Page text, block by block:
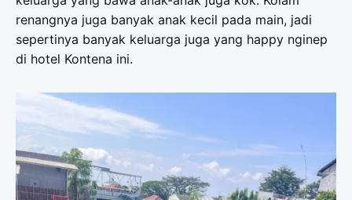
renangnya juga banyak anak kecil pada main, jadi
sepertinya banyak keluarga juga yang happy nginep
di hotel Kontena ini.